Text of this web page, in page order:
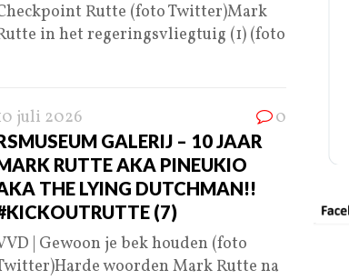
Rutte (foto Twitter)Mark
in het regeringsvliegtuig (1) (foto
juli 2026 0
GALERIJ – 10 JAAR
RUTTE AKA PINEUKIO
THE LYING DUTCHMAN!!
(7)
| Gewoon je bek houden (foto
woorden Mark Rutte na